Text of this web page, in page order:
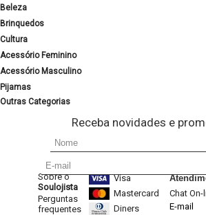
Beleza
Brinquedos
Cultura
Acessório Feminino
Acessório Masculino
Pijamas
Outras Categorias
Receba novidades e
Sobre o
Soulojista
Perguntas
frequentes
Visa
Mastercard
Diners
Chat On-
E-mail